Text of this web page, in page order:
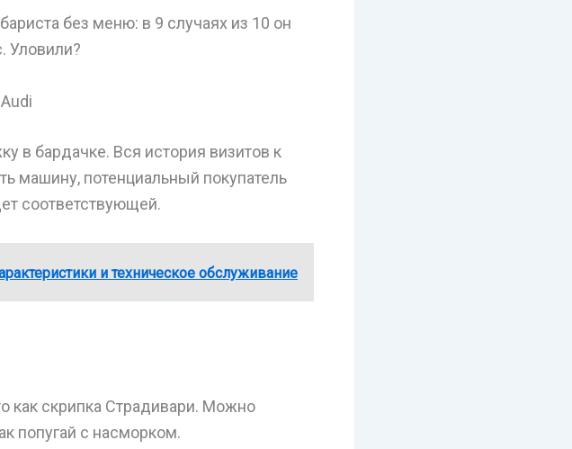
без меню: в 9 случаях из 10 он
Уловили?
в бардачке. Вся история визитов к
машину, потенциальный покупатель
соответствующей.
и техническое обслуживание
как скрипка Страдивари. Можно
попугай с насморком.